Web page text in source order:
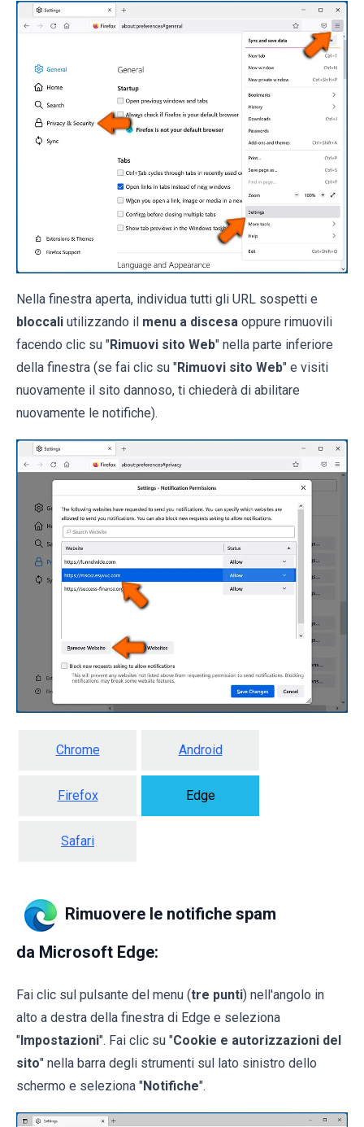
Nella finestra aperta, individua tutti gli URL sospetti e
bloccali utilizzando il menu a discesa oppure rimuovili
facendo clic su "Rimuovi sito Web" nella parte inferiore
della finestra (se fai clic su "Rimuovi sito Web" e visiti
nuovamente il sito dannoso, ti chiederà di abilitare
nuovamente le notifiche).
Chrome Android
Firefox Edge
Safari
Rimuovere le notifiche spam
da Microsoft Edge:
Fai clic sul pulsante del menu (tre punti) nell'angolo in
alto a destra della finestra di Edge e seleziona
"Impostazioni". Fai clic su "Cookie e autorizzazioni del
sito" nella barra degli strumenti sul lato sinistro dello
schermo e seleziona "Notifiche".